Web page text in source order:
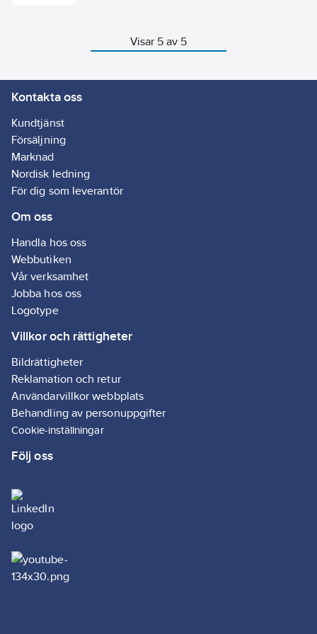
Tack vare sin platta
rengöra.
bryggkaffe. 100
Visar 5 av 5
Kontakta oss
Kundtjänst
Försäljning
Marknad
Nordisk ledning
För dig som leverantör
Om oss
Handla hos oss
Webbutiken
Vår verksamhet
Jobba hos oss
Logotype
Villkor och rättigheter
Bildrättigheter
Reklamation och retur
Användarvillkor webbplats
Behandling av personuppgifter
Cookie-inställningar
Följ oss